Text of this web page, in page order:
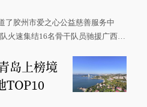
了胶州市爱之心公益慈善服务中
火速集结16名骨干队员驰援广西灾
岛上榜境
TOP10